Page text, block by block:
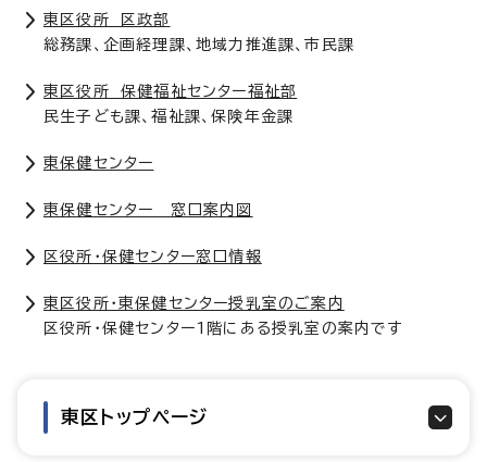
東区役所 区政部
総務課、企画経理課、地域力推進課、市民課
東区役所 保健福祉センター福祉部
民生子ども課、福祉課、保険年金課
東保健センター
東保健センター 窓口案内図
区役所・保健センター窓口情報
東区役所・東保健センター授乳室のご案内
区役所・保健センター1階にある授乳室の案内です
東区トップページ